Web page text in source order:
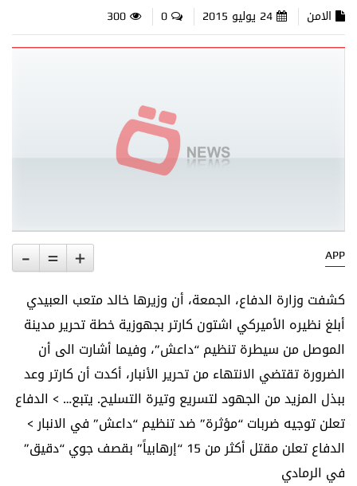
الامن
APP
+
=
-
كشفت وزارة الدفاع، الجمعة، أن وزيرها خالد متعب العبيدي
أبلغ نظيره الأميركي اشتون كارتر بجهوزية خطة تحرير مدينة
الموصل من سيطرة تنظيم “داعش”، وفيما أشارت الى أن
الضرورة تقتضي الانتهاء من تحرير الأنبار، أكدت أن كارتر وعد
ببذل المزيد من الجهود لتسريع وتيرة التسليح. يتبع… > الدفاع
تعلن توجيه ضربات “مؤثرة” ضد تنظيم “داعش” في الانبار >
الدفاع تعلن مقتل أكثر من 15 “إرهابياً” بقصف جوي “دقيق”
في الرمادي